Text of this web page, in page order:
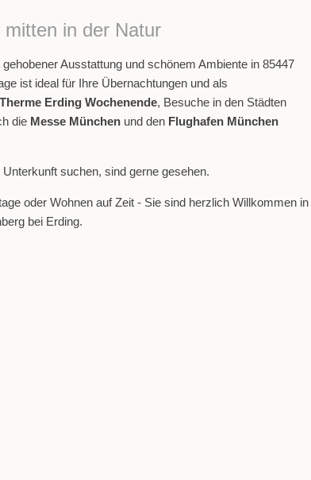
in der Natur
Ausstattung und schönem Ambiente in 85447
ist ideal für Ihre Übernachtungen und als
Therme Erding Wochenende, Besuche in den Städten
die Messe München und den Flughafen München
suchen, sind gerne gesehen.
oder Wohnen auf Zeit - Sie sind herzlich Willkommen in
bei Erding.